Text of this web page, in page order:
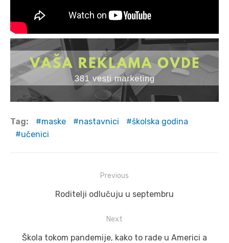
Tag: maske nastavnici
školska godina
učenici
navigation
Previous
Previous
Roditelji odlučuju u septembru
Next
Next
Škola tokom pandemije, kako to rade u Americi a